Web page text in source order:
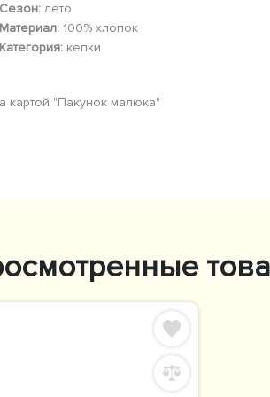
Сезон: лето
Материал: 100% хлопок
Категория: кепки
картой "Пакунок малюка"